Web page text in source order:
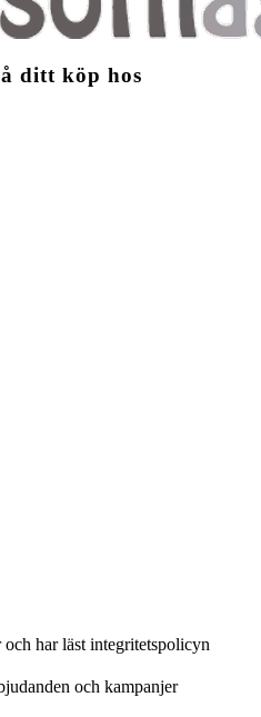
ditt köp hos
och har läst integritetspolicyn
och kampanjer